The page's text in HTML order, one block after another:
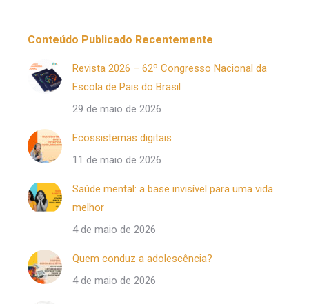
Conteúdo Publicado Recentemente
Revista 2026 – 62º Congresso Nacional da
Escola de Pais do Brasil
29 de maio de 2026
Ecossistemas digitais
11 de maio de 2026
Saúde mental: a base invisível para uma vida
melhor
4 de maio de 2026
Quem conduz a adolescência?
4 de maio de 2026